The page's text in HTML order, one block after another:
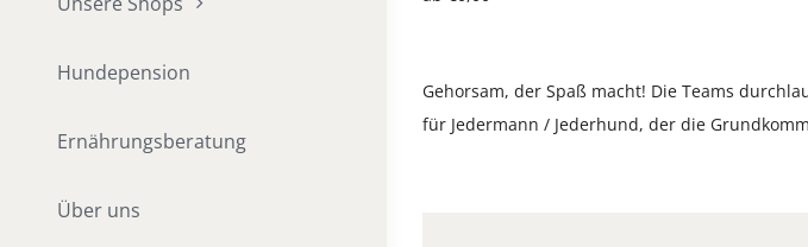
Hundepension
Ernährungsberatung
Über uns
Gehorsam, der Spaß macht! Die Teams
für Jedermann / Jederhund, der die